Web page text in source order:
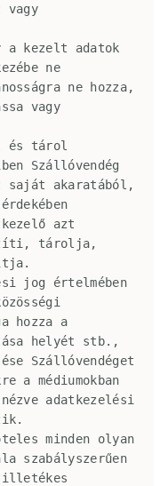
vagy
a kezelt adatok
ne
ne hozza,
vagy
és tárol
Szállóvendég
saját akaratából,
azt
tárolja,
jog értelmében
hozza a
helyét stb.,
Szállóvendéget
a médiumokban
adatkezelési
minden olyan
szabályszerűen
illetékes